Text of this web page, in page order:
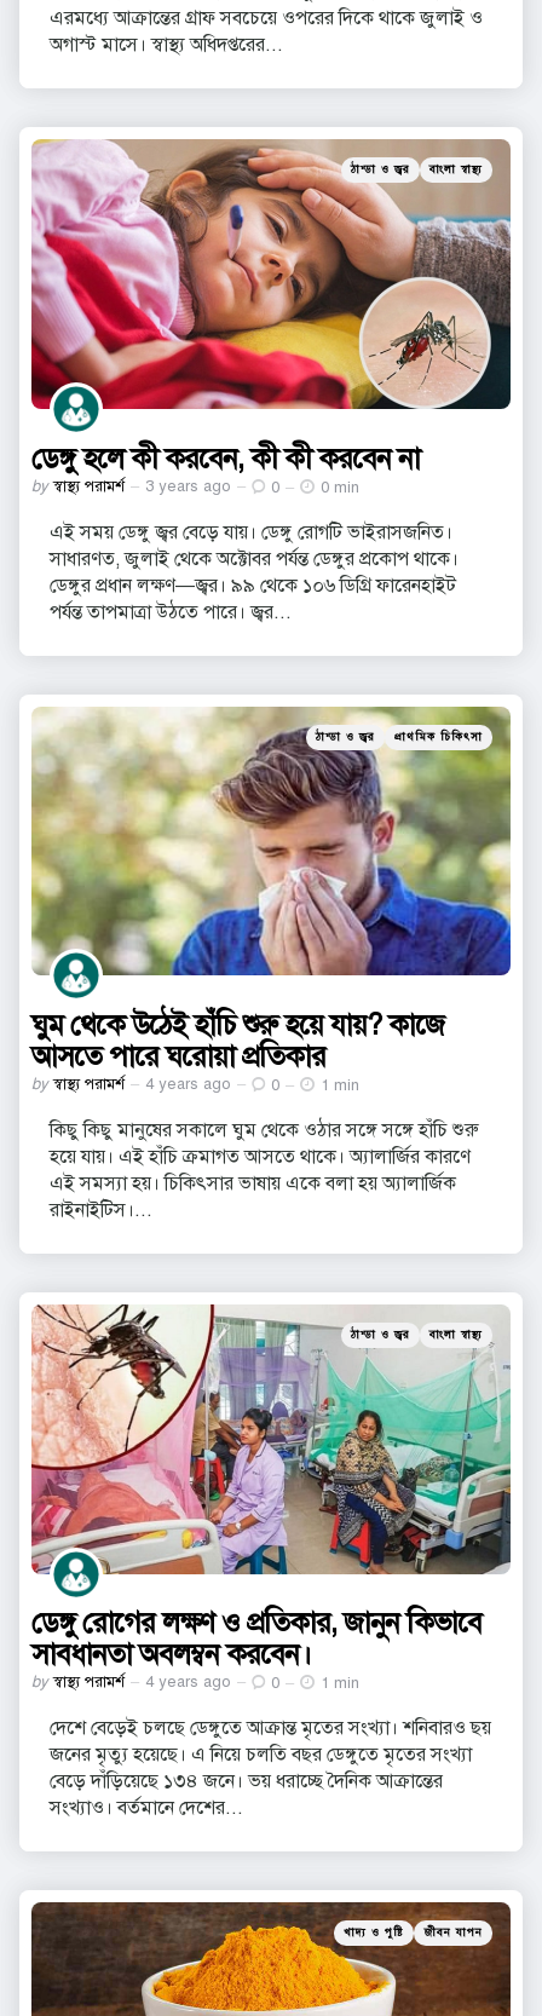
এরমধ্যে আক্রান্তের গ্রাফ সবচেয়ে ওপরের দিকে থাকে জুলাই ও
অগাস্ট মাসে। স্বাস্থ্য অধিদপ্তরের...
Categories
Posted
in
ঠান্ডা ও জ্বর বাংলা স্বাস্থ্য
ডেঙ্গু হলে কী করবেন, কী কী করবেন না
Posted
by স্বাস্থ্য পরামর্শ 3 years ago 0 0 min
এই সময় ডেঙ্গু জ্বর বেড়ে যায়। ডেঙ্গু রোগটি ভাইরাসজনিত।
সাধারণত, জুলাই থেকে অক্টোবর পর্যন্ত ডেঙ্গুর প্রকোপ থাকে।
ডেঙ্গুর প্রধান লক্ষণ—জ্বর। ৯৯ থেকে ১০৬ ডিগ্রি ফারেনহাইট
পর্যন্ত তাপমাত্রা উঠতে পারে। জ্বর...
Categories
Posted
in
ঠান্ডা ও জ্বর প্রাথমিক চিকিৎসা
ঘুম থেকে উঠেই হাঁচি শুরু হয়ে যায়? কাজে
আসতে পারে ঘরোয়া প্রতিকার
Posted
by স্বাস্থ্য পরামর্শ 4 years ago 0 1 min
কিছু কিছু মানুষের সকালে ঘুম থেকে ওঠার সঙ্গে সঙ্গে হাঁচি শুরু
হয়ে যায়। এই হাঁচি ক্রমাগত আসতে থাকে। অ্যালার্জির কারণে
এই সমস্যা হয়। চিকিৎসার ভাষায় একে বলা হয় অ্যালার্জিক
রাইনাইটিস।...
Categories
Posted
in
ঠান্ডা ও জ্বর বাংলা স্বাস্থ্য
ডেঙ্গু রোগের লক্ষণ ও প্রতিকার, জানুন কিভাবে
সাবধানতা অবলম্বন করবেন।
Posted
by স্বাস্থ্য পরামর্শ 4 years ago 0 1 min
দেশে বেড়েই চলছে ডেঙ্গুতে আক্রান্ত মৃতের সংখ্যা। শনিবারও ছয়
জনের মৃত্যু হয়েছে। এ নিয়ে চলতি বছর ডেঙ্গুতে মৃতের সংখ্যা
বেড়ে দাঁড়িয়েছে ১৩৪ জনে। ভয় ধরাচ্ছে দৈনিক আক্রান্তের
সংখ্যাও। বর্তমানে দেশের...
Categories
Posted
in
খাদ্য ও পুষ্টি জীবন যাপন